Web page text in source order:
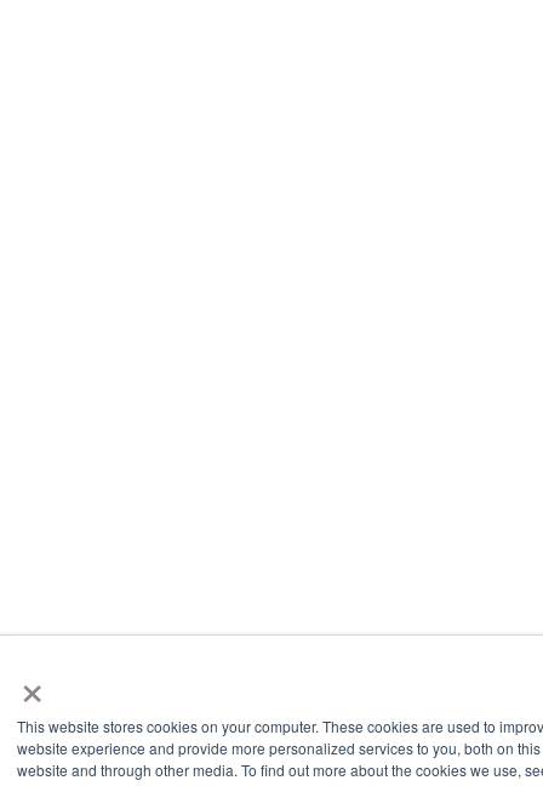
×
This website stores cookies on your computer. These cookies are used to
website experience and provide more personalized services to you, both on this
website and through other media. To find out more about the cookies we use,